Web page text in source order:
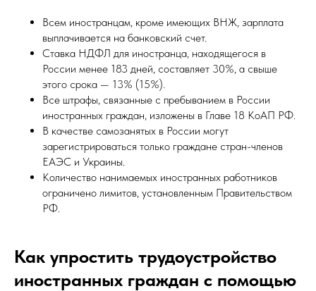
Всем иностранцам, кроме имеющих ВНЖ, зарплата
выплачивается на банковский счет.
Ставка НДФЛ для иностранца, находящегося в
России менее 183 дней, составляет 30%, а свыше
этого срока — 13% (15%).
Все штрафы, связанные с пребыванием в России
иностранных граждан, изложены в Главе 18 КоАП РФ.
В качестве самозанятых в России могут
зарегистрироваться только граждане стран-членов
ЕАЭС и Украины.
Количество нанимаемых иностранных работников
ограничено лимитов, установленным Правительством
РФ.
Как упростить трудоустройство
иностранных граждан с помощью